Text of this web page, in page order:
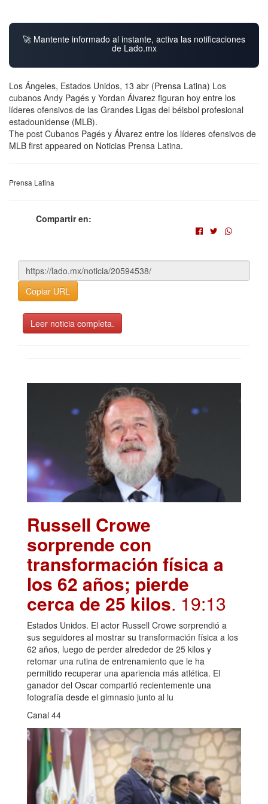
🚀 Mantente informado al instante, activa las notificaciones
de Lado.mx
Los Ángeles, Estados Unidos, 13 abr (Prensa Latina) Los
cubanos Andy Pagés y Yordan Álvarez figuran hoy entre los
líderes ofensivos de las Grandes Ligas del béisbol profesional
estadounidense (MLB).
The post Cubanos Pagés y Álvarez entre los líderes ofensivos de
MLB first appeared on Noticias Prensa Latina.
Prensa Latina
Compartir en:
Copiar URL
Leer noticia completa.
Russell Crowe
sorprende con
transformación física a
los 62 años; pierde
cerca de 25 kilos. 19:13
Estados Unidos. El actor Russell Crowe sorprendió a
sus seguidores al mostrar su transformación física a los
62 años, luego de perder alrededor de 25 kilos y
retomar una rutina de entrenamiento que le ha
permitido recuperar una apariencia más atlética. El
ganador del Oscar compartió recientemente una
fotografía desde el gimnasio junto al lu
Canal 44